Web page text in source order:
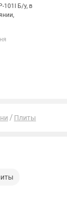
101I Б/у, в
Плиты